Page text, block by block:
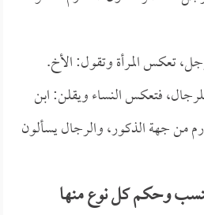
تعكس المرأة وتقول: الأخ.
فتعكس النساء ويقلن: ابن
من جهة الذكور، والرجال يسألون
وحكم كل نوع منها